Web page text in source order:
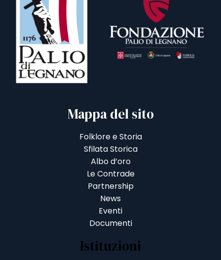
Mappa del sito
Folklore e Storia
Sfilata Storica
Albo d’oro
Le Contrade
Partnership
News
Eventi
Documenti
Istituzioni